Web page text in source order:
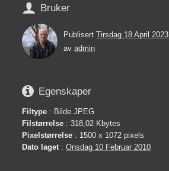
 Bruker
Publisert Tirsdag 18 April 2023
av admin
 Egenskaper
Filtype : Bilde JPEG
Filstørrelse : 318,02 Kbytes
Pixelstørrelse : 1500 x 1072 pixels
Dato laget: Onsdag 10 Februar 2010